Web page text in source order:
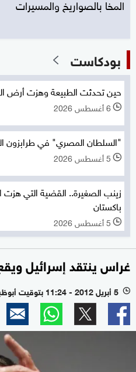
المخا بالصواريخ والمسيرات
بودكاست
حين تحدثت الطبيعة وهزت أرض
l 6 أغسطس 2026
"السلطان المصري" في طرابزون
l 5 أغسطس 2026
زينب الصغيرة.. القضية التي
باكستان
l 5 أغسطس 2026
غراس ينتقد إسرائيل
l 5 أبريل 2012 - 11:24 بتوقيت أبوظبي